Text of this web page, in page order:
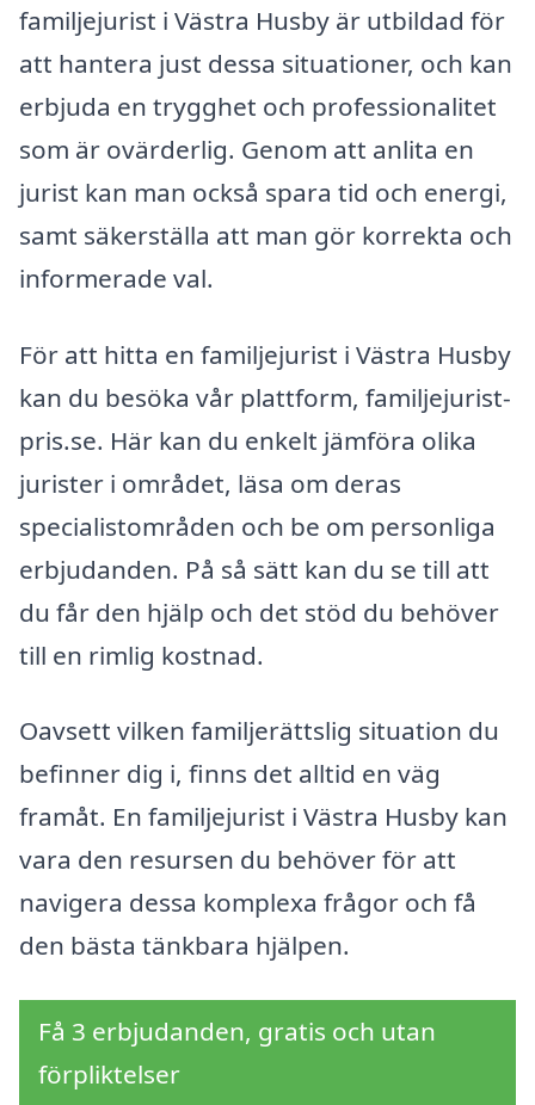
familjejurist i Västra Husby är utbildad för
att hantera just dessa situationer, och kan
erbjuda en trygghet och professionalitet
som är ovärderlig. Genom att anlita en
jurist kan man också spara tid och energi,
samt säkerställa att man gör korrekta och
informerade val.
För att hitta en familjejurist i Västra Husby
kan du besöka vår plattform, familjejurist-
pris.se. Här kan du enkelt jämföra olika
jurister i området, läsa om deras
specialistområden och be om personliga
erbjudanden. På så sätt kan du se till att
du får den hjälp och det stöd du behöver
till en rimlig kostnad.
Oavsett vilken familjerättslig situation du
befinner dig i, finns det alltid en väg
framåt. En familjejurist i Västra Husby kan
vara den resursen du behöver för att
navigera dessa komplexa frågor och få
den bästa tänkbara hjälpen.
Få 3 erbjudanden, gratis och utan
förpliktelser